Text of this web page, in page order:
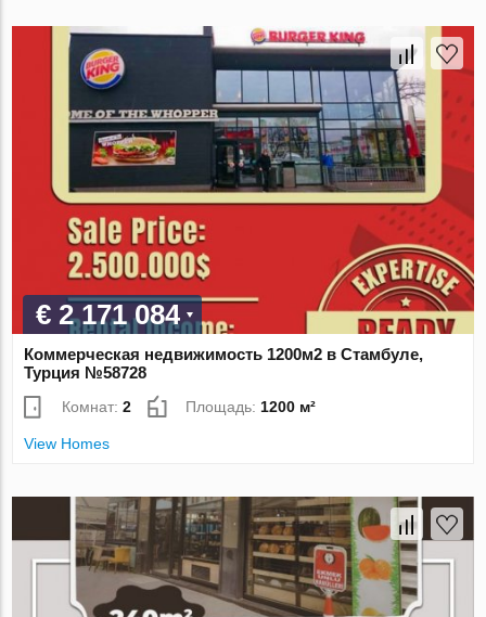
€ 2 171 084
Коммерческая недвижимость 1200м2 в Стамбуле,
Турция №58728
Комнат:2 Площадь: 1200 м²
View Homes